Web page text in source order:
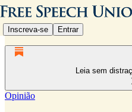
Inscreva-se Entrar
Leia sem
Opinião